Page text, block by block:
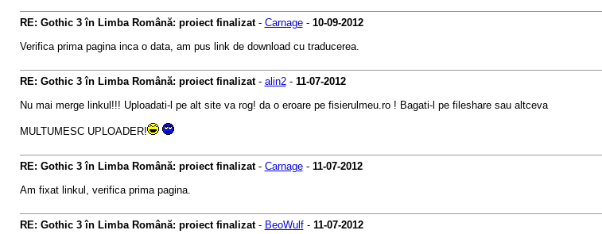
RE: Gothic 3 în Limba Română: proiect finalizat- Carnage- 10-09-2012
Verifica prima pagina inca o data, am pus link de download cu traducerea.
RE: Gothic 3 în Limba Română: proiect finalizat- alin2- 11-07-2012
Nu mai merge linkul!!! Uploadati-l pe alt site va rog! da o eroare pe fisierulmeu.ro ! Bagati-l pe fileshare sau altceva
MULTUMESC UPLOADER!
RE: Gothic 3 în Limba Română: proiect finalizat- Carnage- 11-07-2012
Am fixat linkul, verifica prima pagina.
RE: Gothic 3 în Limba Română: proiect finalizat- BeoWulf- 11-07-2012